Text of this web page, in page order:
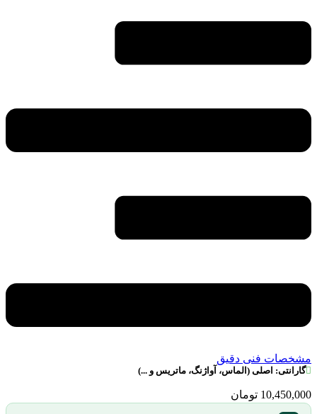
مشخصات فنی دقیق
گارانتی: اصلی (الماس، آواژنگ، ماتریس و ...)
10,450,000 تومان